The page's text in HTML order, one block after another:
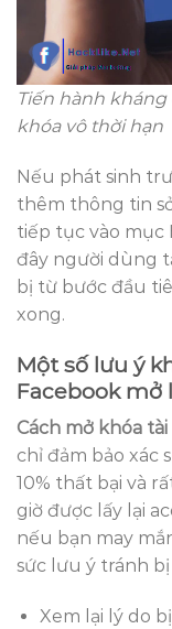
Tiến hành
khóa vô thời hạn
Nếu phát sinh
thêm thông tin
tiếp tục vào mục
đây người dùng
bị từ bước đầu
xong.
Một số lưu ý
Facebook mở
Cách mở khóa
chỉ đảm bảo xác
10% thất bại và
giờ được lấy lại
nếu bạn may
sức lưu ý tránh
Xem lại lý do